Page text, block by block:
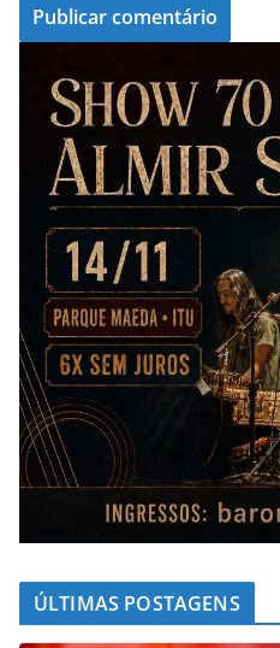
ÚLTIMAS POSTAGENS